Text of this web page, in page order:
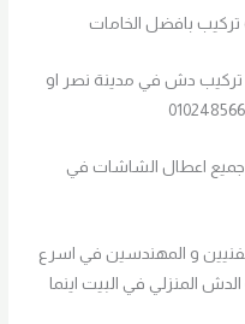
بافضل الخامات
تركيب دش في مدينة نصر او
اعطال الشاشات في
و المهندسين في اسرع
المنزلي في البيت اينما